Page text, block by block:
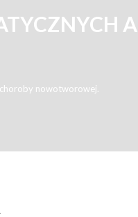
nowotworowej.